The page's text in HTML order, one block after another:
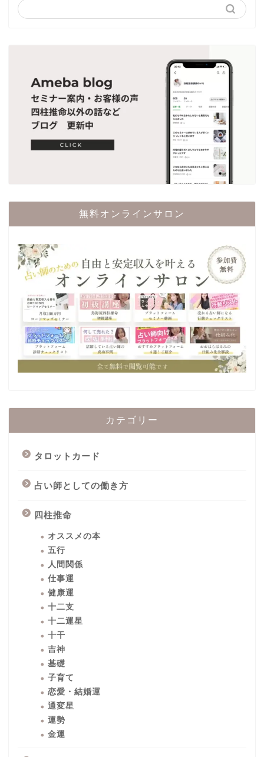
無料オンラインサロン
カテゴリー
タロットカード
占い師としての働き方
四柱推命
オススメの本
五行
人間関係
仕事運
健康運
十二支
十二運星
十干
吉神
基礎
子育て
恋愛・結婚運
通変星
運勢
金運